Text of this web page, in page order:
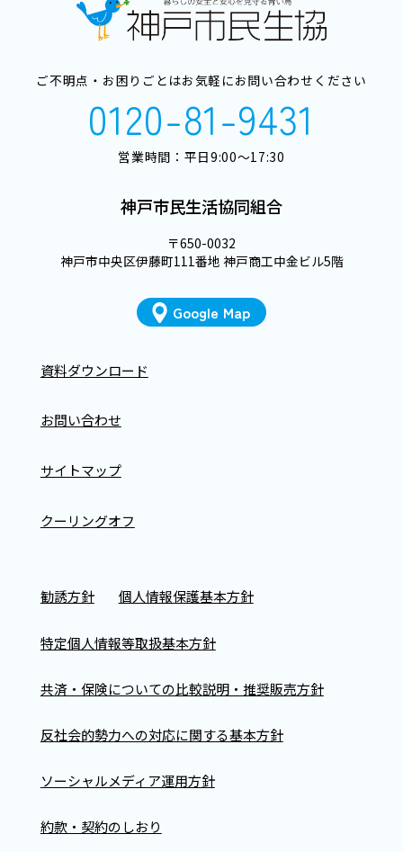
ご不明点・お困りごとはお気軽にお問い合わせください
0120-81-9431
営業時間：平日9:00～17:30
神戸市民生活協同組合
〒650-0032
神戸市中央区伊藤町111番地 神戸商工中金ビル5階
Google Map
資料ダウンロード
お問い合わせ
サイトマップ
クーリングオフ
勧誘方針 個人情報保護基本方針
特定個人情報等取扱基本方針
共済・保険についての比較説明・推奨販売方針
反社会的勢力への対応に関する基本方針
ソーシャルメディア運用方針
約款・契約のしおり